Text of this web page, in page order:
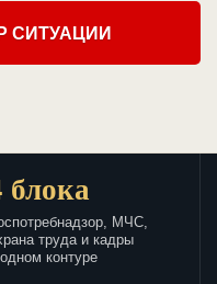
СИТУАЦИИ
блока
МЧС,
труда и кадры
контуре